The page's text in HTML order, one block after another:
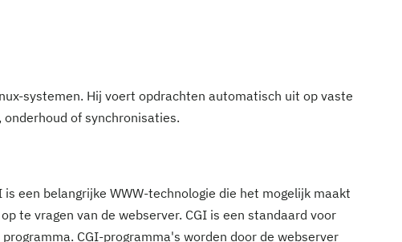
systemen. Hij voert opdrachten automatisch uit op vaste
of synchronisaties.
een belangrijke WWW-technologie die het mogelijk maakt
te vragen van de webserver. CGI is een standaard voor
CGI-programma's worden door de webserver